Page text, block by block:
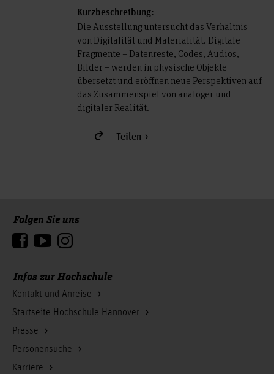
Kurzbeschreibung:
Die Ausstellung untersucht das Verhältnis
von Digitalität und Materialität. Digitale
Fragmente – Datenreste, Codes, Audios,
Bilder – werden in physische Objekte
übersetzt und eröffnen neue Perspektiven auf
das Zusammenspiel von analoger und
digitaler Realität.
Teilen
Infos zur Hochschule
Kontakt und Anreise
Startseite Hochschule Hannover
Presse
Personensuche
Karriere
Folgen Sie uns